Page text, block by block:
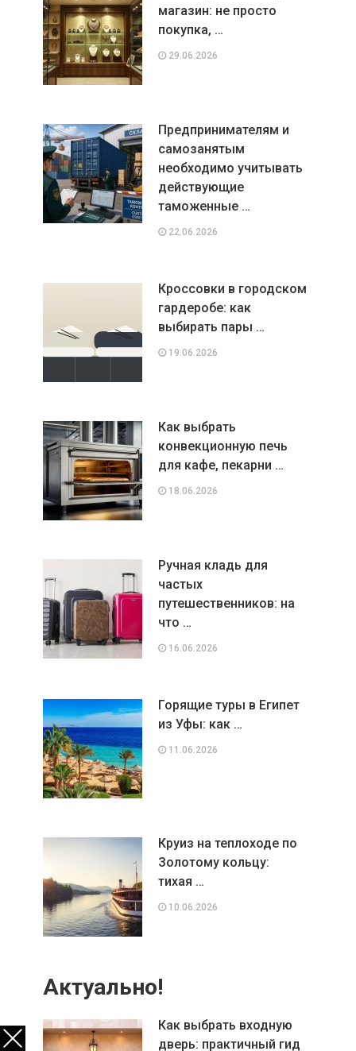
магазин: не просто
покупка, …
29.06.2026
Предпринимателям и
самозанятым
необходимо учитывать
действующие
таможенные …
22.06.2026
Кроссовки в городском
гардеробе: как
выбирать пары …
19.06.2026
Как выбрать
конвекционную печь
для кафе, пекарни …
18.06.2026
Ручная кладь для
частых
путешественников: на
что …
16.06.2026
Горящие туры в Египет
из Уфы: как …
11.06.2026
Круиз на теплоходе по
Золотому кольцу:
тихая …
10.06.2026
Актуально!
Как выбрать входную
дверь: практичный гид